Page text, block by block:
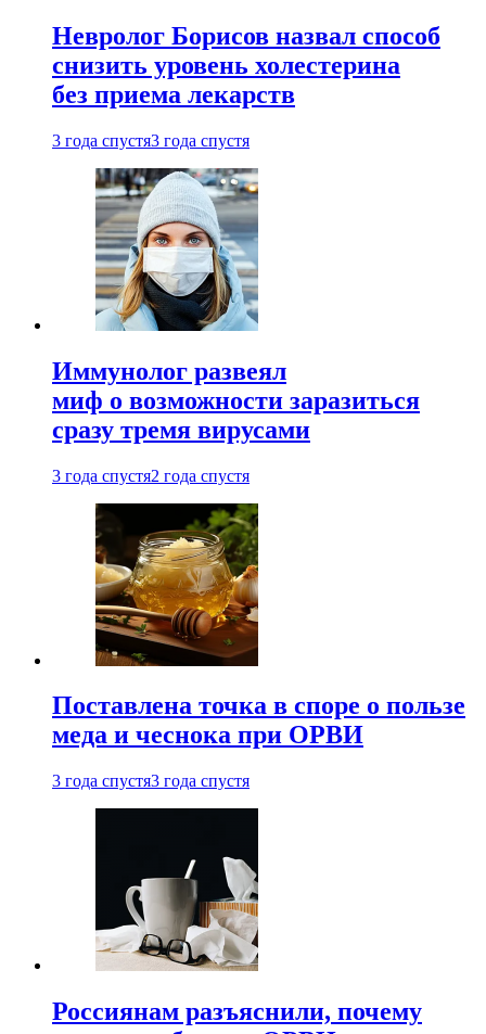
Невролог Борисов назвал способ
снизить уровень холестерина
без приема лекарств
3 года спустя3 года спустя
Иммунолог развеял
миф о возможности заразиться
сразу тремя вирусами
3 года спустя2 года спустя
Поставлена точка в споре о пользе
меда и чеснока при ОРВИ
3 года спустя3 года спустя
Россиянам разъяснили, почему